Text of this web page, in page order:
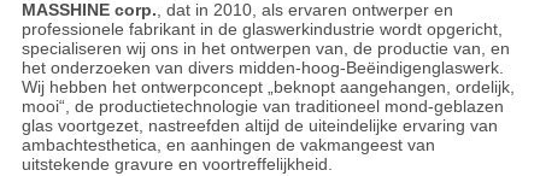
MASSHINE corp. , dat in 2010, als ervaren ontwerper en
professionele fabrikant in de glaswerkindustrie wordt opgericht,
specialiseren wij ons in het ontwerpen van, de productie van, en
het onderzoeken van divers midden-hoog-Beëindigenglaswerk.
Wij hebben het ontwerpconcept „beknopt aangehangen, ordelijk,
mooi“, de productietechnologie van traditioneel mond-geblazen
glas voortgezet, nastreefden altijd de uiteindelijke ervaring van
ambachtesthetica, en aanhingen de vakmangeest van
uitstekende gravure en voortreffelijkheid.